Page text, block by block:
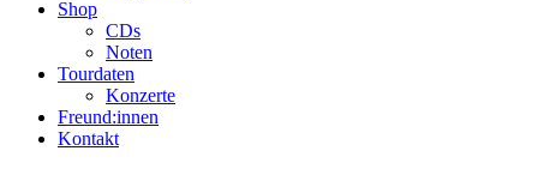
Shop
CDs
Noten
Tourdaten
Konzerte
Freund:innen
Kontakt